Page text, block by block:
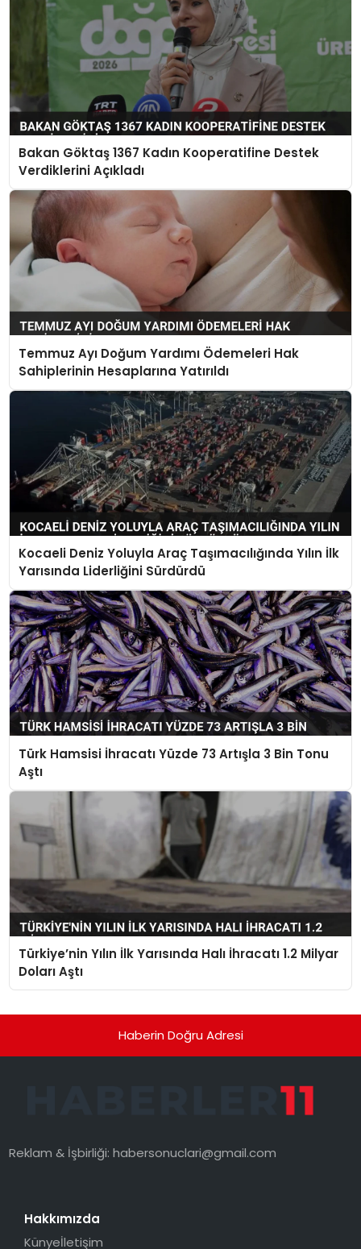
Bakan Göktaş 1367 Kadın Kooperatifine Destek
Verdiklerini Açıkladı
Temmuz Ayı Doğum Yardımı Ödemeleri Hak
Sahiplerinin Hesaplarına Yatırıldı
Kocaeli Deniz Yoluyla Araç Taşımacılığında Yılın İlk
Yarısında Liderliğini Sürdürdü
Türk Hamsisi İhracatı Yüzde 73 Artışla 3 Bin Tonu
Aştı
Türkiye’nin Yılın İlk Yarısında Halı İhracatı 1.2 Milyar
Doları Aştı
Haberin Doğru Adresi
Reklam & İşbirliği:habersonuclari@gmail.com
Hakkımızda
Künyeİletişim